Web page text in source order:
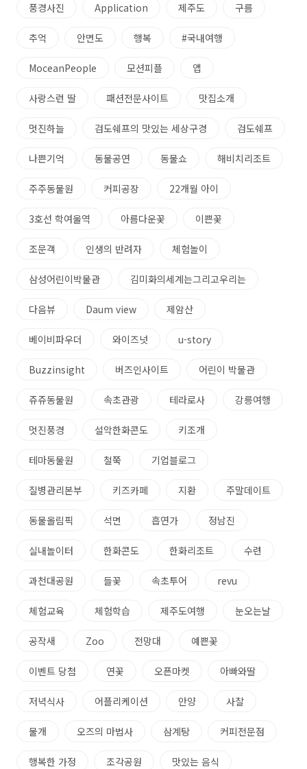
풍경사진 Application 제주도 구름
추억 안면도 행복 #국내여행
MoceanPeople 모션피플 앱
사랑스런 딸 패션전문사이트 맛집소개
멋진하늘 검도쉐프의 맛있는 세상구경 검도쉐프
나쁜기억 동물공연 동물쇼 해비치리조트
주주동물원 커피공장 22개월 아이
3호선 학여울역 아름다운꽃 이쁜꽃
조문객 인생의 반려자 체험놀이
삼성어린이박물관 김미화의세계는그리고우리는
다음뷰 Daum view 제암산
베이비파우더 와이즈넛 u-story
Buzzinsight 버즈인사이트 어린이 박물관
쥬쥬동물원 속초관광 테라로사 강릉여행
멋진풍경 설악한화콘도 키조개
테마동물원 철쭉 기업블로그
질병관리본부 키즈카페 지환 주말데이트
동물올림픽 석면 흡연가 정남진
실내놀이터 한화콘도 한화리조트 수련
과천대공원 들꽃 속초투어 revu
체험교육 체험학습 제주도여행 눈오는날
공작새 Zoo 전망대 예쁜꽃
이벤트 당첨 연꽃 오픈마켓 아빠와딸
저녁식사 어플리케이션 안양 사찰
물개 오즈의 마법사 삼계탕 커피전문점
행복한 가정 조각공원 맛있는 음식